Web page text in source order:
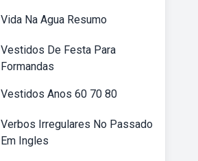
Vida Na Agua Resumo
Vestidos De Festa Para
Formandas
Vestidos Anos 60 70 80
Verbos Irregulares No Passado
Em Ingles